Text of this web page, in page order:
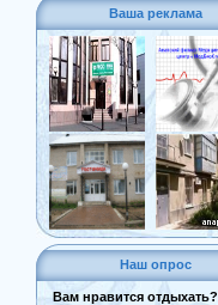
Ваша реклама
Наш опрос
Вам нравится отдыхать?